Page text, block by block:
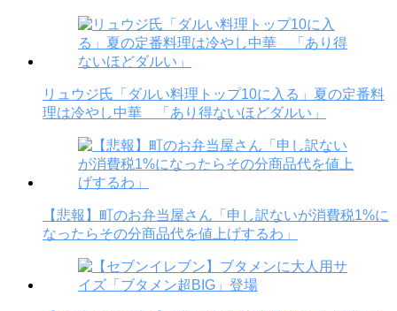
リュウジ氏「ダルい料理トップ10に入る」夏の定番料
理は冷やし中華 「あり得ないほどダルい」
【悲報】町のお弁当屋さん「申し訳ないが消費税1%に
なったらその分商品代を値上げするわ」